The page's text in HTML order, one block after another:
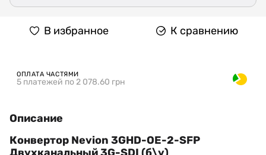
В избранное К сравнению
ОПЛАТА ЧАСТЯМИ
5 платежей по 2 078.60 грн
Описание
Конвертор Nevion 3GHD-ОЕ-2-SFP